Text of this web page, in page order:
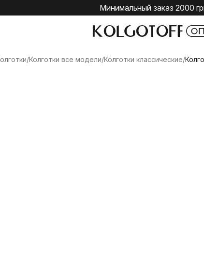
Минимальный заказ 2000
/Колготки все модели/Колготки классические/